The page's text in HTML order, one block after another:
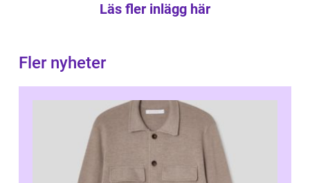
Läs fler inlägg här
Fler nyheter